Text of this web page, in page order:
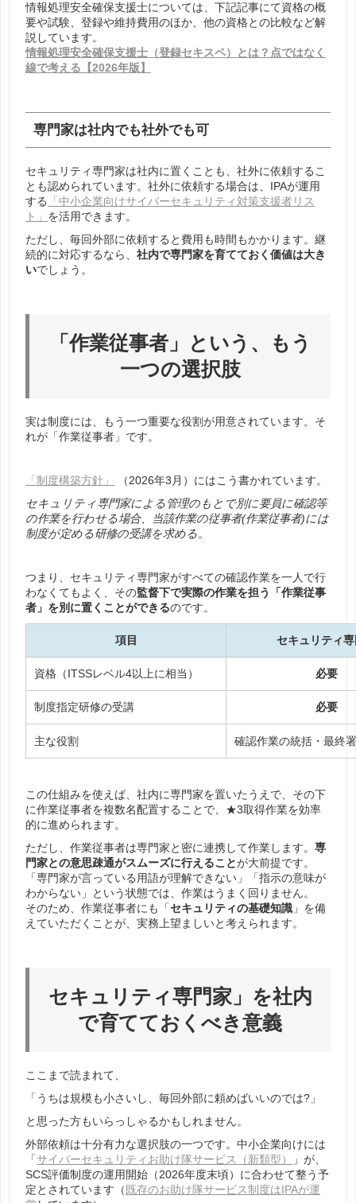
情報処理安全確保支援士については、下記記事にて資格の概
要や試験、登録や維持費用のほか、他の資格との比較など解
説しています。
情報処理安全確保支援士（登録セキスペ）とは？点ではなく
線で考える【2026年版】
専門家は社内でも社外でも可
セキュリティ専門家は社内に置くことも、社外に依頼するこ
とも認められています。社外に依頼する場合は、IPAが運用
する
「中小企業向けサイバーセキュリティ対策支援者リス
ト」 を活用できます。
ただし、毎回外部に依頼すると費用も時間もかかります。継
続的に対応するなら、 社内で専門家を育てておく価値は大き
いでしょう。
「作業従事者」という、もう
一つの選択肢
実は制度には、もう一つ重要な役割が用意されています。そ
れが「作業従事者」です。
「制度構築方針」
（2026年3月）にはこう書かれています。
セキュリティ専門家による管理のもとで別に要員に確認等
の作業を行わせる場合、当該作業の従事者(作業従事者)には
制度が定める研修の受講を求める。
つまり、セキュリティ専門家がすべての確認作業を一人で行
わなくてもよく、その監督下で実際の作業を担う「作業従事
者」を別に置くことができるのです。
項目 セキュリティ
資格（ITSSレベル4以上に相当） 必要
制度指定研修の受講 必要
主な役割 確認作業の統括・最終
この仕組みを使えば、社内に専門家を置いたうえで、その下
に作業従事者を複数名配置することで、★3取得作業を効率
的に進められます。
ただし、作業従事者は専門家と密に連携して作業します。 専
門家との意思疎通がスムーズに行えることが大前提です。
「専門家が言っている用語が理解できない」「指示の意味が
わからない」という状態では、作業はうまく回りません。
そのため、作業従事者にも「セキュリティの基礎知識 」を備
えていただくことが、実務上望ましいと考えられます。
セキュリティ専門家」を社内
で育てておくべき意義
ここまで読まれて、
「うちは規模も小さいし、毎回外部に頼めばいいのでは?」
と思った方もいらっしゃるかもしれません。
外部依頼は十分有力な選択肢の一つです。中小企業向けには
「サイバーセキュリティお助け隊サービス（新類型）
」が、
SCS評価制度の運用開始（2026年度末頃）に合わせて整う予
定とされています（ 既存のお助け隊サービス制度はIPAが運